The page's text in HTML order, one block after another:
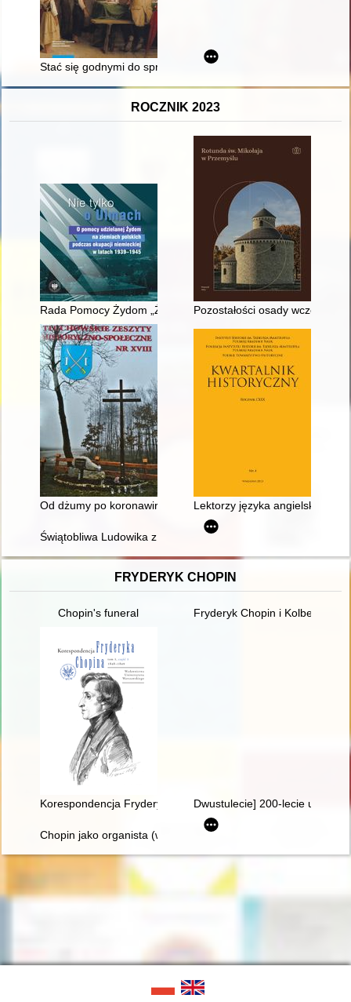
Stać się godnymi do sprawowania w ojczyźnie urzędów" :
ROCZNIK 2023
Rada Pomocy Żydom „Żegota” w strukturach Polskiego
Pozostałości osady
Od dżumy po koronawirus SARS-CoV-2Lektorzy języka angielskiego
Świątobliwa Ludowika z Kęt
FRYDERYK CHOPIN
Chopin's funeral Fryderyk Chopin i
Korespondencja Fryderyka Chopina. T. 3 cz. 3,
Dwustulecie] 200-lecie urodzin
Chopin jako organista (w 150. rocznicę śmierci)